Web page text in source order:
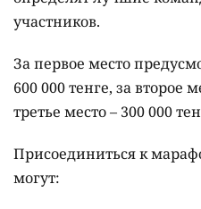
участников.
За первое место
600 000 тенге, за второе
третье место – 300 000
Присоединиться к
могут: